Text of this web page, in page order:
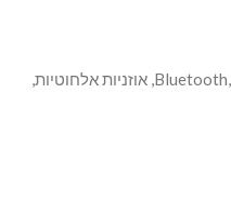
Bluetooth אוזניות אלחוטיות